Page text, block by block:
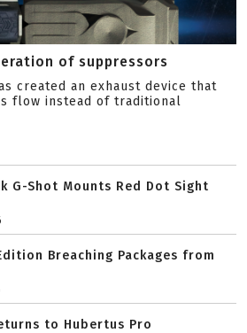
of suppressors
created an exhaust device that
flow instead of traditional
G-Shot Mounts Red Dot Sight
Breaching Packages from
to Hubertus Pro